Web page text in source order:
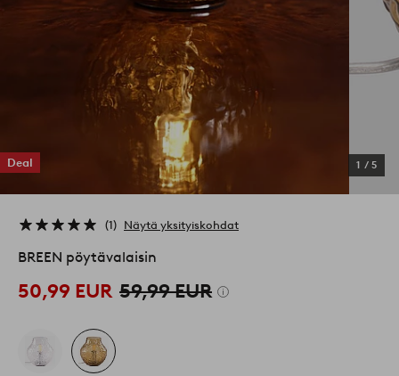
Deal 1 / 5
1 Näytä yksityiskohdat
BREEN pöytävalaisin
50,99 EUR 59,99 EUR